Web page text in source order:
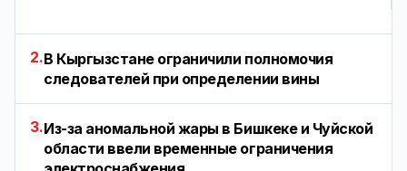
2.В Кыргызстане ограничили полномочия
следователей при определении вины
3.Из-за аномальной жары в Бишкеке и Чуйской
области ввели временные ограничения